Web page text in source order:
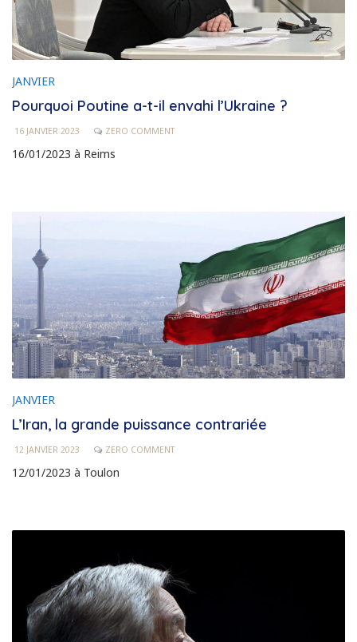
JANVIER
Pourquoi Poutine a-t-il envahi l’Ukraine ?
16 JANVIER 2023 ZERO COMMENT
16/01/2023 à Reims
JANVIER
L’Iran, la grande puissance contrariée
12 JANVIER 2023 ZERO COMMENT
12/01/2023 à Toulon